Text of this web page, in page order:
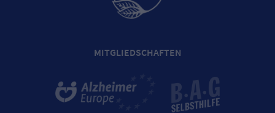
MITGLIEDSCHAFTEN